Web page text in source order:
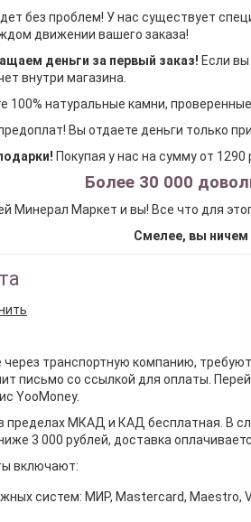
без проблем! У нас существует
движении вашего заказа!
деньги за первый заказ! Если вы
внутри магазина.
100% натуральные камни,
Вы отдаете деньги только
! Покупая у нас на сумму от
Более 30 000
Минерал Маркет и вы! Все что для
Смелее, вы ничем
транспортную компанию,
письмо со ссылкой для оплаты.
YooMoney.
пределах МКАД и КАД бесплатная. В
3 000 рублей, доставка
включают:
систем: МИР, Mastercard, Maestro,